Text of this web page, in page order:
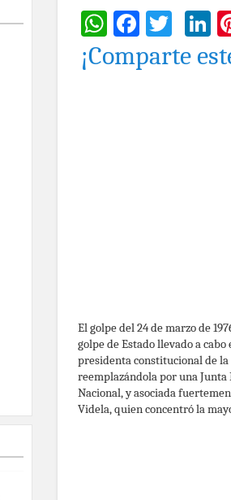
WhatsApp
¡Comparte
El golpe del 24 de marzo de
golpe de Estado llevado a
presidenta constitucional de
reemplazándola por una
Nacional, y asociada
Videla, quien concentró la